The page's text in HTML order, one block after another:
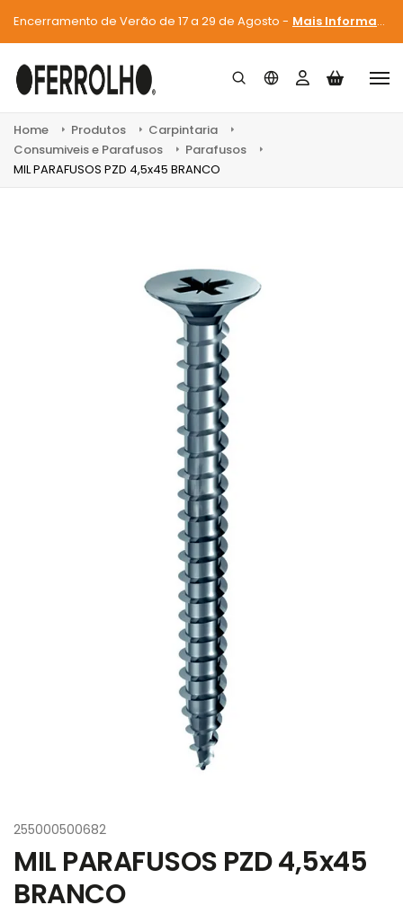
Encerramento de Verão de 17 a 29 de Agosto - Mais Informações
Home Produtos
Carpintaria
Consumiveis e Parafusos
Parafusos
MIL PARAFUSOS PZD 4,5x45 BRANCO
255000500682
MIL PARAFUSOS PZD 4,5x45
BRANCO